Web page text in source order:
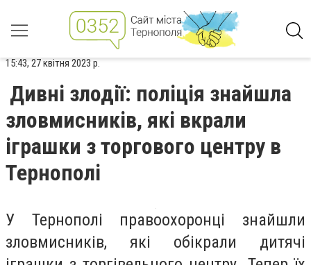
15:43, 27 квітня 2023 р.
Дивні злодії: поліція знайшла
зловмисників, які вкрали
іграшки з торгового центру в
Тернополі
У Тернополі правоохоронці знайшли
зловмисників, які обікрали дитячі